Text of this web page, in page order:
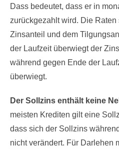
Dass bedeutet, dass er in
zurückgezahlt wird. Die
Zinsanteil und dem
der Laufzeit überwiegt der
während gegen Ende der
überwiegt.
Der Sollzins enthält keine
meisten Krediten gilt eine
dass sich der Sollzins
nicht verändert. Für Darlehen